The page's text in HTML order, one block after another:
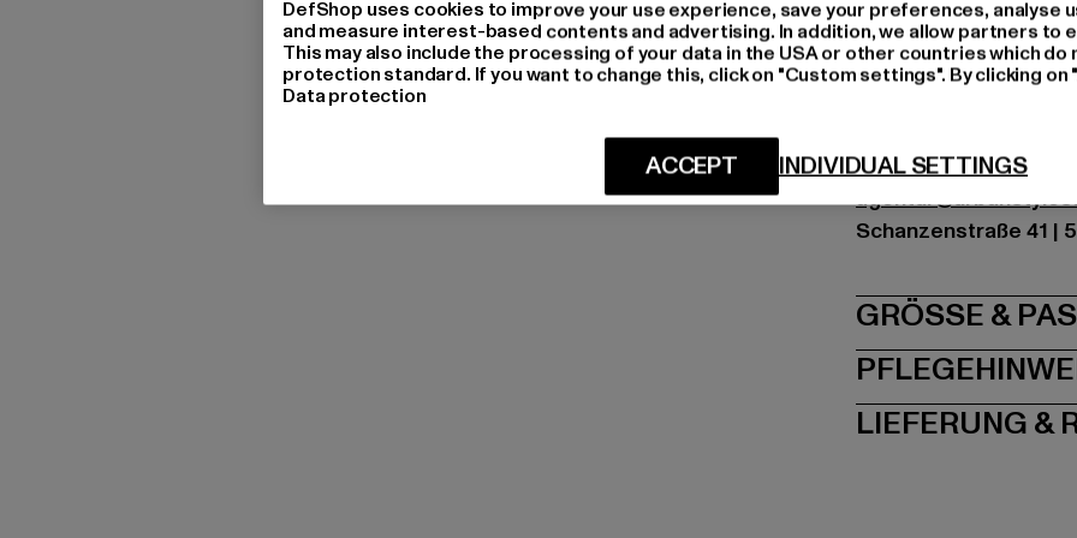
Farbe: blau
Hersteller Farbe:
Hersteller: Urban
Schanzenstraße 41 |
GRÖSSE
LIEFERUNG &
DefShop uses cookies to improve your use experience, save your preferences, analyse
and measure interest-based contents and advertising. In addition, we allow partners to
This may also include the processing of your data in the USA or other countries which do
protection standard. If you want to change this, click on "Custom settings". By clicking
Data protection
INDIVIDUAL SETTINGS
ACCEPT